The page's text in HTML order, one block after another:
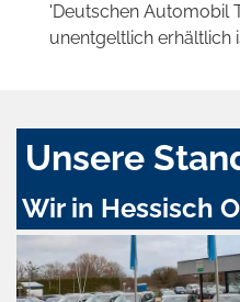
'Deutschen Automobil
unentgeltlich erhältlich
Unsere
Wir in Hessisch